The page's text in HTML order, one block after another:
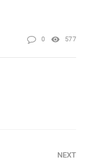
0 577
NEXT